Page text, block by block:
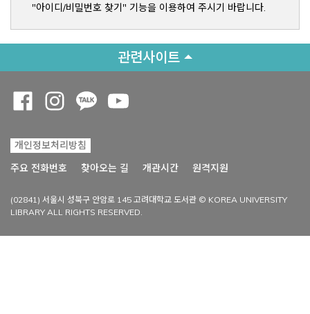
"아이디/비밀번호 찾기" 기능을 이용하여 주시기 바랍니다.
관련사이트
개인정보처리방침
주요 전화번호
찾아오는 길 개관시간 원격지원
(02841) 서울시 성북구 안암로 145 고려대학교 도서관 © KOREA UNIVERSITY
LIBRARY ALL RIGHTS RESERVED.
Opens a new window
Opens a new window
Opens a new window